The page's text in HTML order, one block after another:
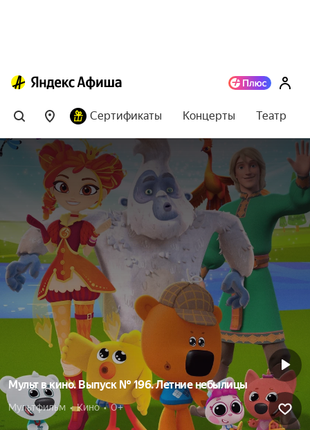
Сертификаты Концерты Театр
Мульт в кино. Выпуск № 196. Летние небылицы
Мультфильм  •  Кино  •  0+